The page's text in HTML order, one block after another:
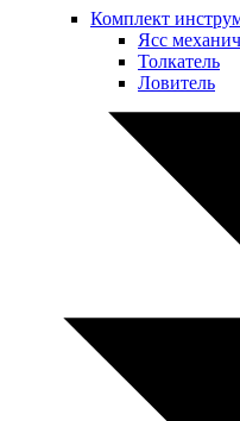
Комплект
Ясс
Толкатель
Ловитель